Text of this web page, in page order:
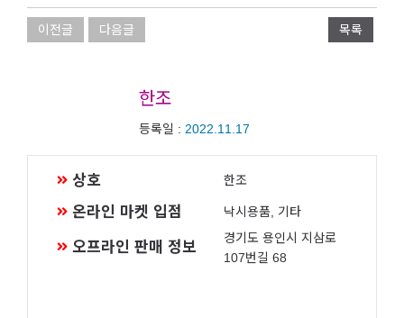
이전글 다음글 목록
한조
등록일 : 2022.11.17
상호 한조
온라인 마켓 입점 낙시용품, 기타
오프라인 판매 정보
경기도 용인시 지삼로
107번길 68